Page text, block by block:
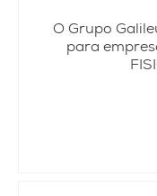
O Grupo
para